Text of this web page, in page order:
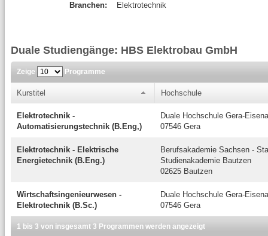
Branchen: Elektrotechnik
Duale Studiengänge: HBS Elektrobau GmbH
Zeige Programme
Kurstitel Hochschule
Elektrotechnik -
Automatisierungstechnik (B.Eng,)
Duale Hochschule Gera-
07546 Gera
Elektrotechnik - Elektrische
Energietechnik (B.Eng.)
Berufsakademie Sachsen -
Studienakademie Bautzen
02625 Bautzen
Wirtschaftsingenieurwesen -
Elektrotechnik (B.Sc.)
Duale Hochschule Gera-
07546 Gera
1 bis 3 von insgesamt 3 Programmen werden angezeigt